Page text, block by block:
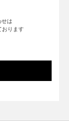
せは
おります